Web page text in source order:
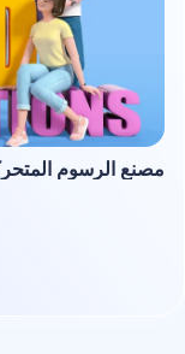
ثلاثية الأبعاد